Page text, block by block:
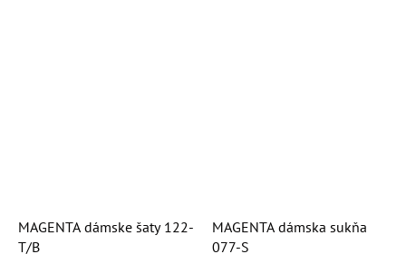
MAGENTA dámske šaty 122-
T/B
MAGENTA dámska sukňa
077-S